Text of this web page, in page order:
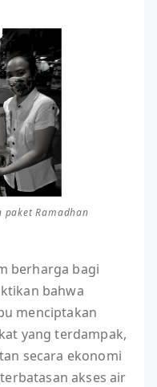
paket Ramadhan
berharga bagi
bahwa
menciptakan
yang terdampak,
secara ekonomi
akses air